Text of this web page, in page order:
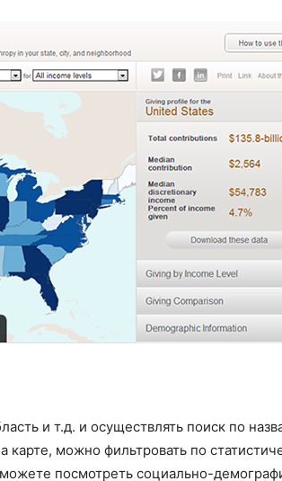
и т.д. и осуществлять поиск по
карте, можно фильтровать по
посмотреть социально-